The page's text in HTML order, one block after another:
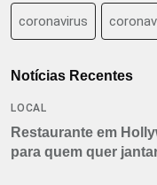
coronavirus
Notícias Recentes
LOCAL
Restaurante em
para quem quer